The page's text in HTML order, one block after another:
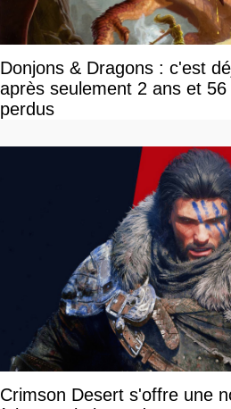
Donjons & Dragons : c'est
après seulement 2 ans et
perdus
Crimson Desert s'offre une